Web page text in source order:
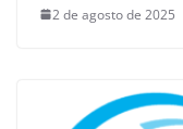
2 de agosto de 2025